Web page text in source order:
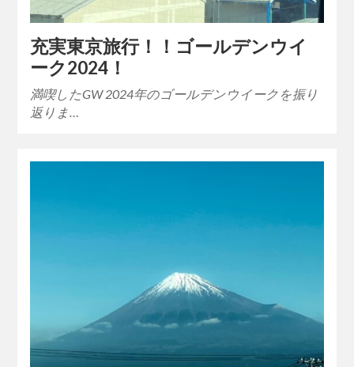
充実東京旅行！！ゴールデンウイ
ーク2024！
満喫したGW 2024年のゴールデンウイークを振り
返りま…